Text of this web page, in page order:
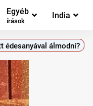
Egyéb
írások
India
édesanyával álmodni?